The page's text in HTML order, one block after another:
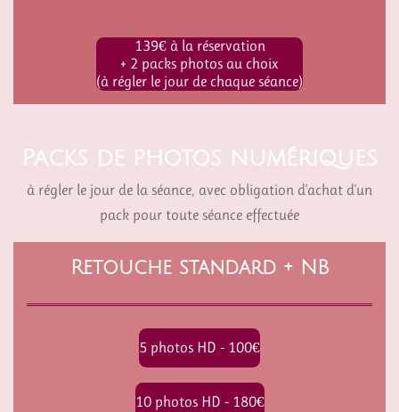
139€ à la réservation
+ 2 packs photos au choix
(à régler le jour de chaque séance)
Packs de photos numériques
à régler le jour de la séance, avec obligation d'achat d'un
pack pour toute séance effectuée
Retouche standard + NB
5 photos HD - 100€
10 photos HD - 180€